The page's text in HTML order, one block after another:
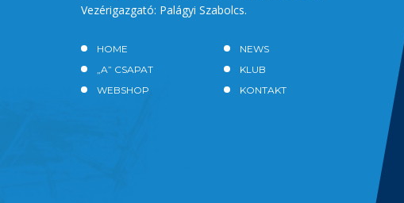
Vezérigazgató: Palágyi Szabolcs.
HOME
NEWS
„A” CSAPAT
KLUB
WEBSHOP
KONTAKT